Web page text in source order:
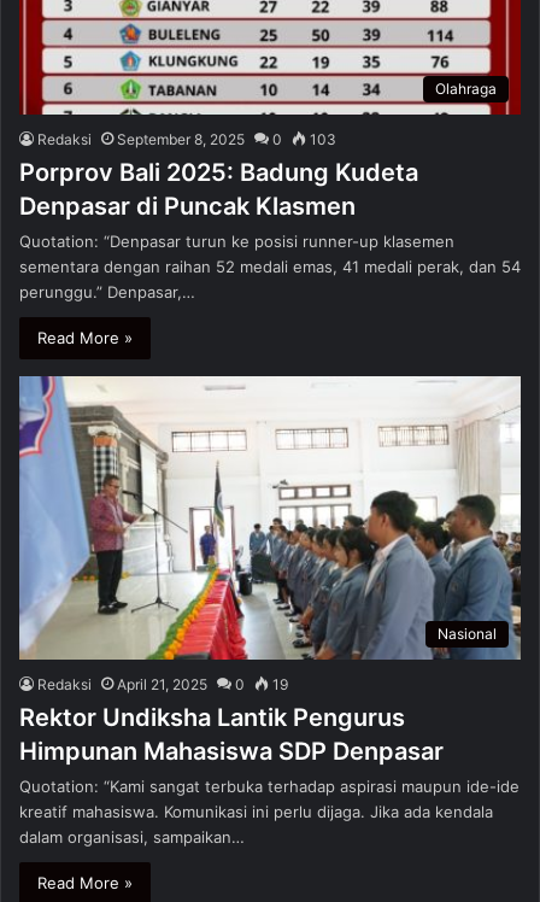
Olahraga
Redaksi September 8, 2025 0 103
Porprov Bali 2025: Badung Kudeta
Denpasar di Puncak Klasmen
Quotation: “Denpasar turun ke posisi runner-up klasemen
sementara dengan raihan 52 medali emas, 41 medali perak, dan 54
perunggu.” Denpasar,…
Read More »
Nasional
Redaksi April 21, 2025 0 19
Rektor Undiksha Lantik Pengurus
Himpunan Mahasiswa SDP Denpasar
Quotation: “Kami sangat terbuka terhadap aspirasi maupun ide-ide
kreatif mahasiswa. Komunikasi ini perlu dijaga. Jika ada kendala
dalam organisasi, sampaikan…
Read More »